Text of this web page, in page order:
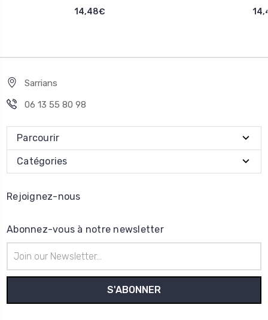
14,48€
Sarrians
06 13 55 80 98
Parcourir
Catégories
Rejoignez-nous
Abonnez-vous à notre newsletter
e-
mail